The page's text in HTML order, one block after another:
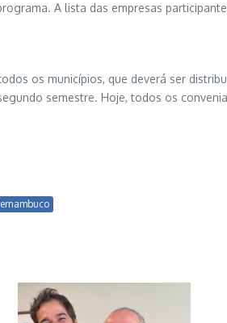
A lista das empresas
os municípios, que deverá ser
semestre. Hoje, todos os